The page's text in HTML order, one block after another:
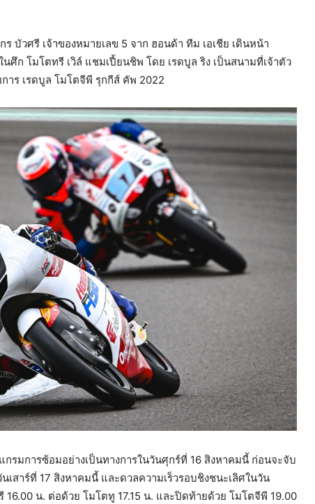
บัวศรี เจ้าของหมายเลข 5 จาก ฮอนด้า ทีม เอเชีย เดินหน้า
ศึก โมโตทรี เวิล์ แชมเปี้ยนชิพ โดย เรดบูล ริง เป็นสนามที่เจ้าตัว
าร เรดบูล โมโตจีพี รุกกีส์ คัพ 2022
รมการซ้อมอย่างเป็นทางการในวันศุกร์ที่ 16 สิงหาคมนี้ ก่อนจะจับ
สาร์ที่ 17 สิงหาคมนี้ และดวลความเร็วรอบชิงชนะเลิศในวัน
น. ต่อด้วย โมโตทู 17.15 น. และปิดท้ายด้วย โมโตจีพี 19.00